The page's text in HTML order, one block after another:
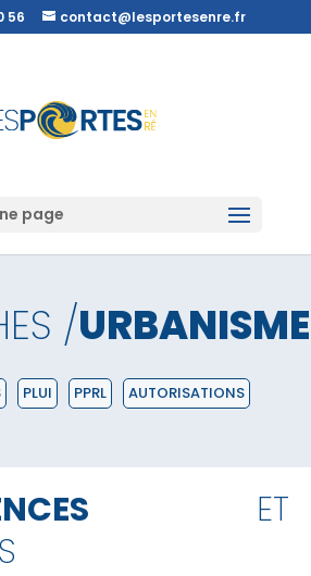
56 contact@lesportesenre.fr
page
/URBANISME
PLUI PPRL AUTORISATIONS
ET